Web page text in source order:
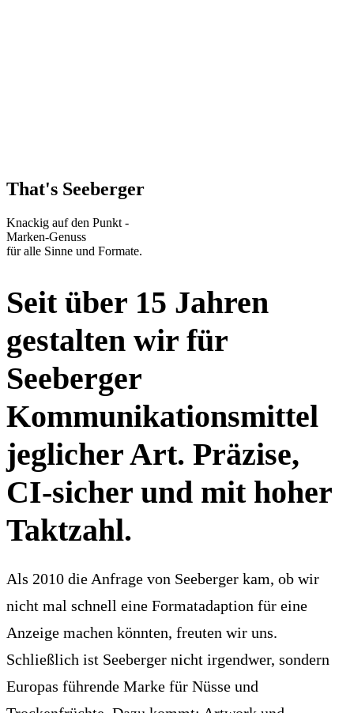
That's Seeberger
Knackig auf den Punkt -
Marken-Genuss
für alle Sinne und Formate.
Seit über 15 Jahren
gestalten wir für
Seeberger
Kommunikationsmittel
jeglicher Art. Präzise,
CI-sicher und mit hoher
Taktzahl.
Als 2010 die Anfrage von Seeberger kam, ob wir
nicht mal schnell eine Formatadaption für eine
Anzeige machen könnten, freuten wir uns.
Schließlich ist Seeberger nicht irgendwer, sondern
Europas führende Marke für Nüsse und